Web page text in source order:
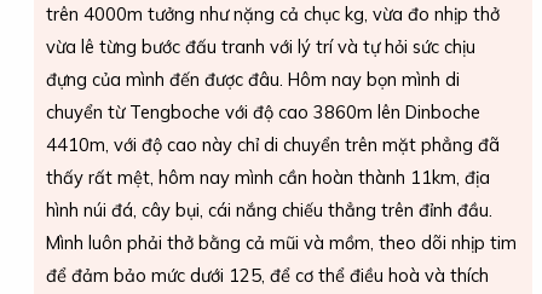
trên 4000m tưởng như nặng cả chục kg, vừa đo nhịp thở
vừa lê từng bước đấu tranh với lý trí và tự hỏi sức chịu
đựng của mình đến được đâu. Hôm nay bọn mình di
chuyển từ Tengboche với độ cao 3860m lên Dinboche
4410m, với độ cao này chỉ di chuyển trên mặt phẳng đã
thấy rất mệt, hôm nay mình cần hoàn thành 11km, địa
hình núi đá, cây bụi, cái nắng chiếu thẳng trên đỉnh đầu.
Mình luôn phải thở bằng cả mũi và mồm, theo dõi nhịp tim
để đảm bảo mức dưới 125, để cơ thể điều hoà và thích